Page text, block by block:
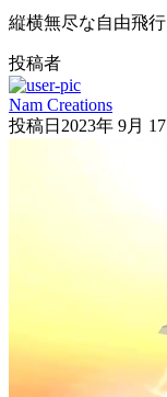
縦横無尽な自由飛
投稿者
Nam Creations
投稿日 2023年 9月 17